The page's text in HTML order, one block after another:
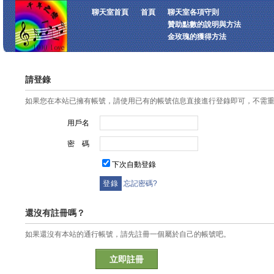
聊天室首頁 首頁
聊天室各項守則
贊助點數的說明與方法
金玫瑰的獲得方法
請登錄
如果您在本站已擁有帳號，請使用已有的帳號信息直接進行登錄即可，不需
用戶名
密 碼
下次自動登錄
忘記密碼?
還沒有註冊嗎？
如果還沒有本站的通行帳號，請先註冊一個屬於自己的帳號吧。
立即註冊